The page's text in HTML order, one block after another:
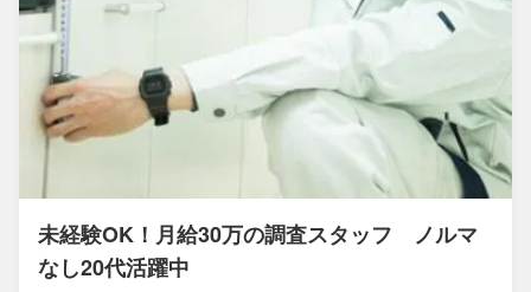
未経験OK！月給30万の調査スタッフ ノルマ
なし20代活躍中